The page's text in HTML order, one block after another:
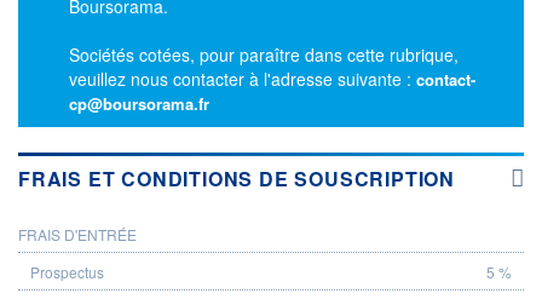
Boursorama.
Sociétés cotées, pour paraître dans cette rubrique,
veuillez nous contacter à l'adresse suivante : contact-
cp@boursorama.fr
FRAIS ET CONDITIONS DE SOUSCRIPTION
PROSPECTUS
FRAIS D'ENTRÉE
5 %